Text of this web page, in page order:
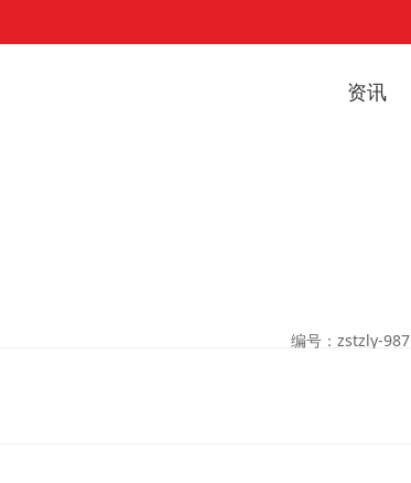
资讯
编号：zstzly-987